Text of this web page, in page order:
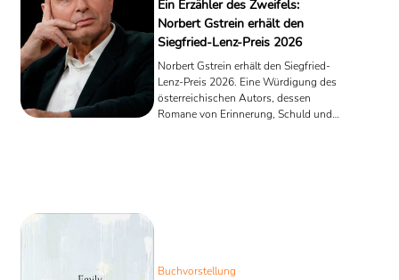
Ein Erzähler des Zweifels:
Norbert Gstrein erhält den
Siegfried-Lenz-Preis 2026
Norbert Gstrein erhält den Siegfried-
Lenz-Preis 2026. Eine Würdigung des
österreichischen Autors, dessen
Romane von Erinnerung, Schuld und
Buchvorstellung